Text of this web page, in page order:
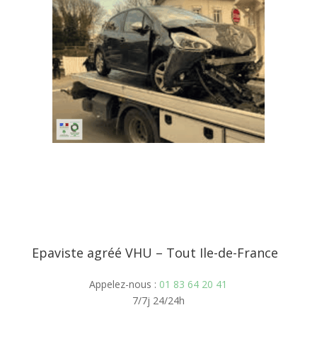
Epaviste agréé VHU – Tout Ile-de-France
Appelez-nous : 01 83 64 20 41
7/7j 24/24h